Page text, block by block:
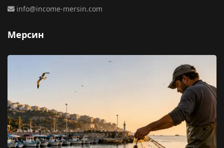
info@income-mersin.com
Мерсин